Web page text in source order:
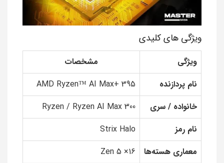
ویژگی های کلیدی
ویژگی
مشخصات
نام پردازنده
AMD Ryzen™ AI Max+ 395
خانواده / سری
Ryzen / Ryzen AI Max 300
نام رمز
Strix Halo
معماری هسته‌ها
16× Zen 5